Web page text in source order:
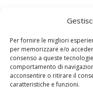
Per fornire le migliori
per memorizzare e/o
consenso a queste
comportamento di
acconsentire o ritirare il
caratteristiche e funzioni.
rinnovabile che
ramatogelsuGruppo di
rinnovabile che
incentivi: una breve